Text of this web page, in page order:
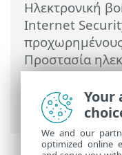
Ηλεκτρονική
Internet
Προστασία
>Προστασία
Ενοποιήσεις>
επιβεβαίωσης
Your
We and our
optimized online